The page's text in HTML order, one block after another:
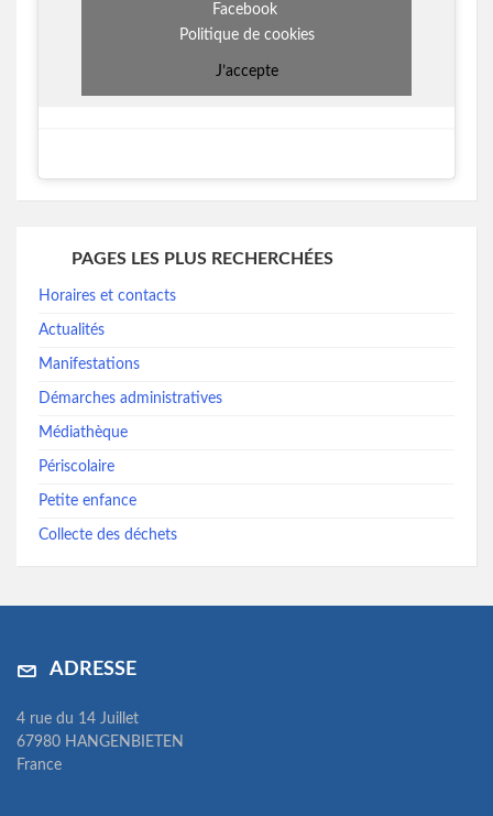
Facebook
Politique de cookies
J’accepte
PAGES LES PLUS RECHERCHÉES
Horaires et contacts
Actualités
Manifestations
Démarches administratives
Médiathèque
Périscolaire
Petite enfance
Collecte des déchets
ADRESSE
4 rue du 14 Juillet
67980 HANGENBIETEN
France